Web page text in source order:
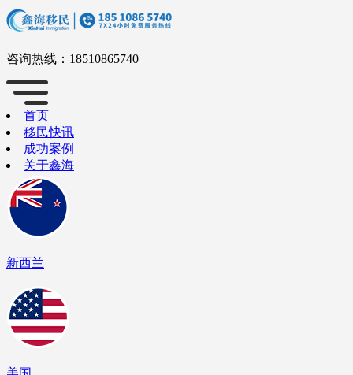
咨询热线： 18510865740
首页
移民快讯
成功案例
关于鑫海
新西兰